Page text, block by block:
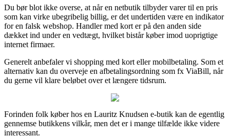
Du bør blot ikke overse, at når en netbutik tilbyder varer til en pris
som kan virke ubegribelig billig, er det undertiden være en indikator
for en falsk webshop. Handler med kort er på den anden side
dækket ind under en vedtægt, hvilket bistår køber imod uoprigtige
internet firmaer.
Generelt anbefaler vi shopping med kort eller mobilbetaling. Som et
alternativ kan du overveje en afbetalingsordning som fx ViaBill, når
du gerne vil klare beløbet over et længere tidsrum.
Forinden folk køber hos en Lauritz Knudsen e-butik kan de egentlig
gennemse butikkens vilkår, men det er i mange tilfælde ikke videre
interessant.